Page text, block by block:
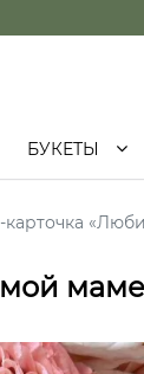
БУКЕТЫ
карточка